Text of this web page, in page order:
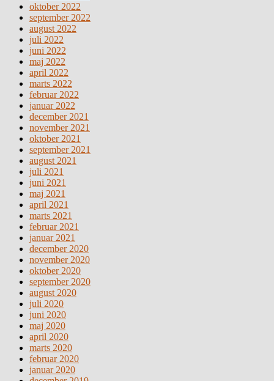
oktober 2022
september 2022
august 2022
juli 2022
juni 2022
maj 2022
april 2022
marts 2022
februar 2022
januar 2022
december 2021
november 2021
oktober 2021
september 2021
august 2021
juli 2021
juni 2021
maj 2021
april 2021
marts 2021
februar 2021
januar 2021
december 2020
november 2020
oktober 2020
september 2020
august 2020
juli 2020
juni 2020
maj 2020
april 2020
marts 2020
februar 2020
januar 2020